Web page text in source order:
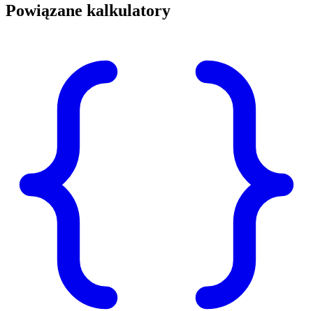
Powiązane kalkulatory